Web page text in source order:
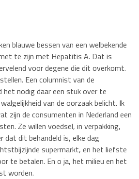
blauwe bessen van een welbekende
te zijn met Hepatitis A. Dat is
voor degene die dit overkomt.
Een columnist van de
het nodig daar een stuk over te
van de oorzaak belicht. Ik
zijn de consumenten in Nederland een
Ze willen voedsel, in verpakking,
dat dit behandeld is, elke dag
supermarkt, en het liefste
te betalen. En o ja, het milieu en het
worden.